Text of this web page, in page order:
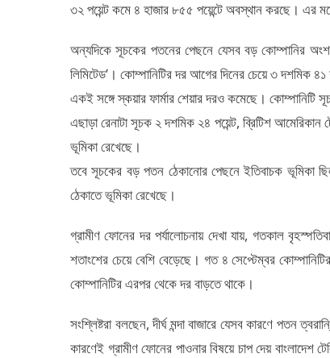
৩২ পয়েন্ট কমে ৪ হাজার ৮৫৫ পয়েন্টে অবস্থান করছে। এর
অন্যদিকে সূচকের পতনের পেছনে যেসব বড় কোম্পানির
লিমিটেড’। কোম্পানিটির দর আগের দিনের চেয়ে ৩ দশমিক
একই সঙ্গে স্কয়ার ফার্মার শেয়ার দরও কমেছে। কোম্পানিটি
এছাড়া রেনাটা সূচক ২ দশমিক ২৪ পয়েন্ট, ব্রিটিশ
ভূমিকা রেখেছে।
তবে সূচকের বড় পতন ঠেকানোর পেছনে ইতিবাচক ভূমিকা
ঠেকাতে ভূমিকা রেখেছে।
গ্রামীণ ফোনের দর পর্যালোচনায় দেখা যায়, গতকাল
শতাংশের চেয়ে বেশি বেড়েছে। গত ৪ সেপ্টেম্বর
কোম্পানিটির এরপর থেকে দর বাড়তে থাকে।
সংশ্লিষ্টরা বলছেন, দীর্ঘ মন্দা বাজারে যেসব কারণে পতন
কারণেই গ্রামীণ ফোনের পাওনার বিষয়ে চাপ দেয়